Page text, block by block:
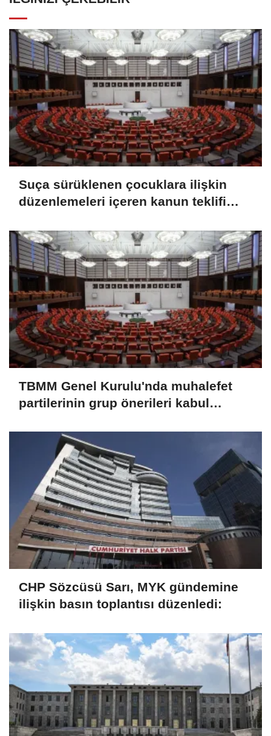
Suça sürüklenen çocuklara ilişkin
düzenlemeleri içeren kanun teklifi
TBMM Genel Kurulu'nda muhalefet
partilerinin grup önerileri kabul
CHP Sözcüsü Sarı, MYK gündemine
ilişkin basın toplantısı düzenledi: